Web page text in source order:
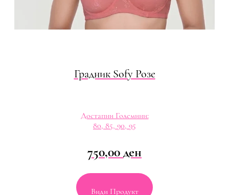
Градник Sofy Розе
Достапни Големини:
80, 85, 90, 95
750,00ден
Види Продукт